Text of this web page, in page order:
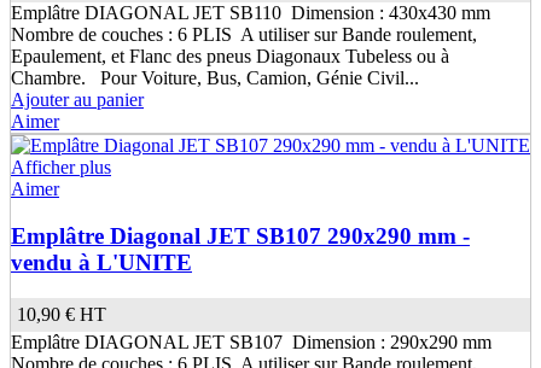
Emplâtre DIAGONAL JET SB110 Dimension : 430x430 mm
Nombre de couches : 6 PLIS A utiliser sur Bande roulement,
Epaulement, et Flanc des pneus Diagonaux Tubeless ou à
Chambre. Pour Voiture, Bus, Camion, Génie Civil...
Ajouter au panier
Aimer
Afficher plus
Aimer
Emplâtre Diagonal JET SB107 290x290 mm -
vendu à L'UNITE
10,90 € HT
Emplâtre DIAGONAL JET SB107 Dimension : 290x290 mm